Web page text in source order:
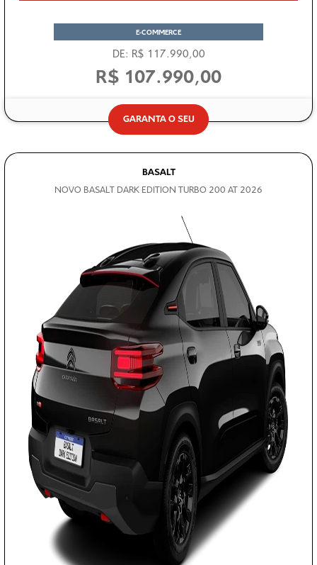
E-COMMERCE
DE: R$ 117.990,00
R$ 107.990,00
GARANTA O SEU
BASALT
NOVO BASALT DARK EDITION TURBO 200 AT 2026